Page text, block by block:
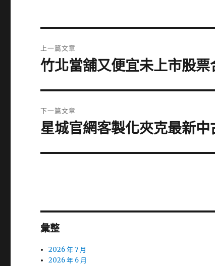
章
上一篇文章
上
篇
文
章:
竹北當舖又便宜未上市股
下一篇文章
下
篇
星城官網客製化夾克最新
彙整
2026 年 7 月
2026 年 6 月